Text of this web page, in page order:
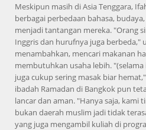
Meskipun masih di Asia Tenggara,
berbagai perbedaan bahasa,
menjadi tantangan mereka. "Orang
Inggris dan hurufnya juga berbeda,"
menambahkan, mencari makanan
membutuhkan usaha lebih.
juga cukup sering masak biar
ibadah Ramadan di Bangkok pun
lancar dan aman. "Hanya saja, kami
bukan daerah muslim jadi tidak
yang juga mengambil kuliah di